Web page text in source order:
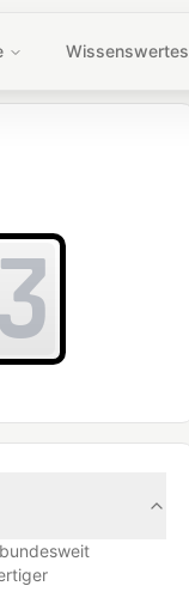
Wissenswertes